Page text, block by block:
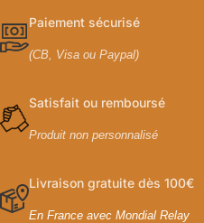
Paiement sécurisé
(CB, Visa ou Paypal)
Satisfait ou remboursé
Produit non personnalisé
Livraison gratuite dès 100€
En France avec Mondial Relay